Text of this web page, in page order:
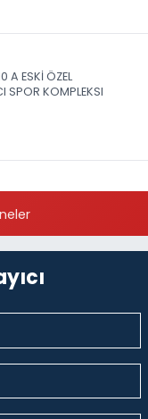
ESKİ ÖZEL
SPOR KOMPLEKSI